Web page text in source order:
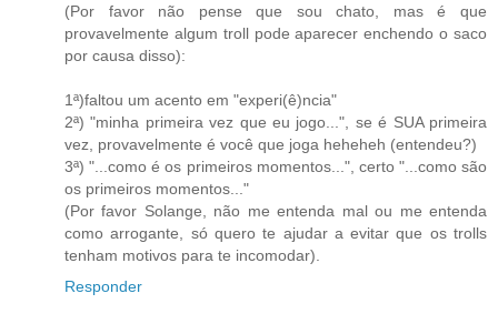
(Por favor não pense que sou chato, mas é que
provavelmente algum troll pode aparecer enchendo o saco
por causa disso):
1ª)faltou um acento em "experi(ê)ncia"
2ª) "minha primeira vez que eu jogo...", se é SUA primeira
vez, provavelmente é você que joga heheheh (entendeu?)
3ª) "...como é os primeiros momentos...", certo "...como são
os primeiros momentos..."
(Por favor Solange, não me entenda mal ou me entenda
como arrogante, só quero te ajudar a evitar que os trolls
tenham motivos para te incomodar).
Responder